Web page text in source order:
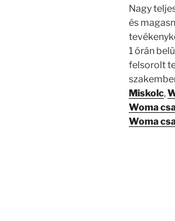
Nagy
és
1 órán
felsorolt
Miskolc,
Woma
Woma